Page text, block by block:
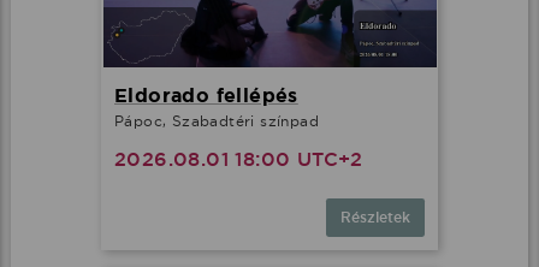
Eldorado fellépés
Pápoc, Szabadtéri színpad
2026.08.01 18:00 UTC+2
Részletek